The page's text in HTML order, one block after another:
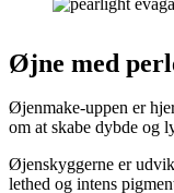
Øjne med
Øjenmake-uppen er
om at skabe dybde og
Øjenskyggerne er
lethed og intens